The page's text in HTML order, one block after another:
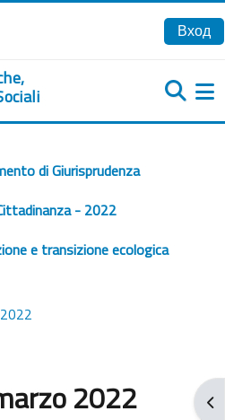
Вход
di Giurisprudenza
- 2022
e transizione ecologica
2022